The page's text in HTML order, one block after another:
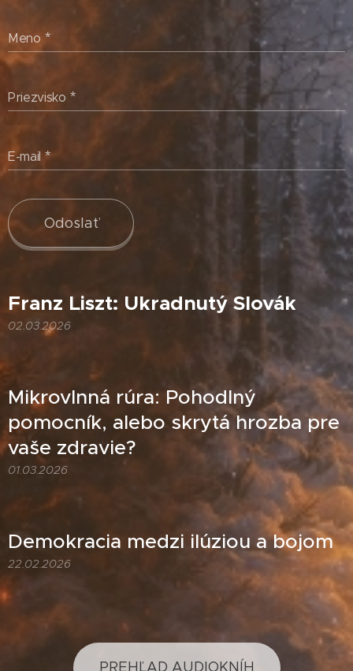
Meno
Priezvisko
E-mail
Odoslať
Franz Liszt: Ukradnutý Slovák
02.03.2026
Mikrovlnná rúra: Pohodlný
pomocník, alebo skrytá hrozba pre
vaše zdravie?
01.03.2026
Demokracia medzi ilúziou a bojom
22.02.2026
PREHĽAD AUDIOKNÍH